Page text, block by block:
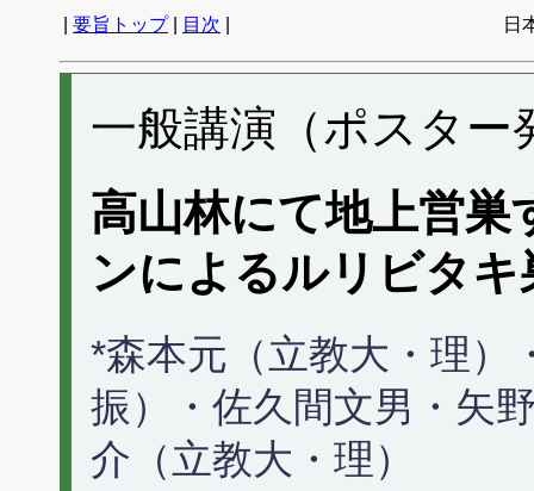
要旨トップ| 目次 日
一般講演（ポスター
高山林にて地上営巣
ンによるルリビタ
*森本元（立教大・理）
振）・佐久間文男・矢
介（立教大・理）